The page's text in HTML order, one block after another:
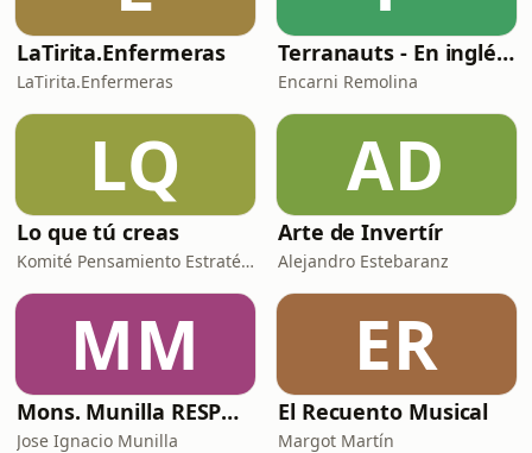
LaTirita.Enfermeras
LaTirita.Enfermeras
Terranauts - En inglés y en español. Science and nature in 5 minutes
Encarni Remolina
LQ
Lo que tú creas
Komité Pensamiento Estratégico
AD
Arte de Invertír
Alejandro Estebaranz
MM
Mons. Munilla RESPONDE
Jose Ignacio Munilla
ER
El Recuento Musical
Margot Martín